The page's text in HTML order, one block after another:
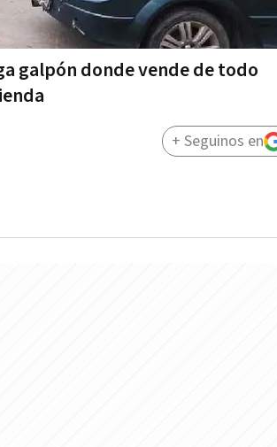
galpón donde vende de todo
+ Seguinos en